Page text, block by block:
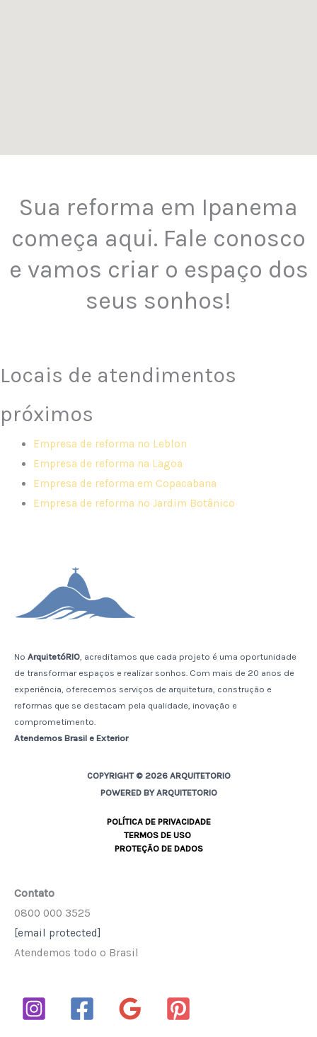
Sua reforma em Ipanema
começa aqui. Fale conosco
e vamos criar o espaço dos
seus sonhos!
Locais de atendimentos
próximos
Empresa de reforma no Leblon
Empresa de reforma na Lagoa
Empresa de reforma em Copacabana
Empresa de reforma no Jardim Botânico
No ArquitetóRIO , acreditamos que cada projeto é uma oportunidade
de transformar espaços e realizar sonhos. Com mais de 20 anos de
experiência, oferecemos serviços de arquitetura, construção e
reformas que se destacam pela qualidade, inovação e
comprometimento.
Atendemos Brasil e Exterior
COPYRIGHT © 2026 ARQUITETORIO
POWERED BY ARQUITETORIO
POLÍTICA DE PRIVACIDADE
TERMOS DE USO
PROTEÇÃO DE DADOS
Contato
0800 000 3525
[email protected]
Atendemos todo o Brasil